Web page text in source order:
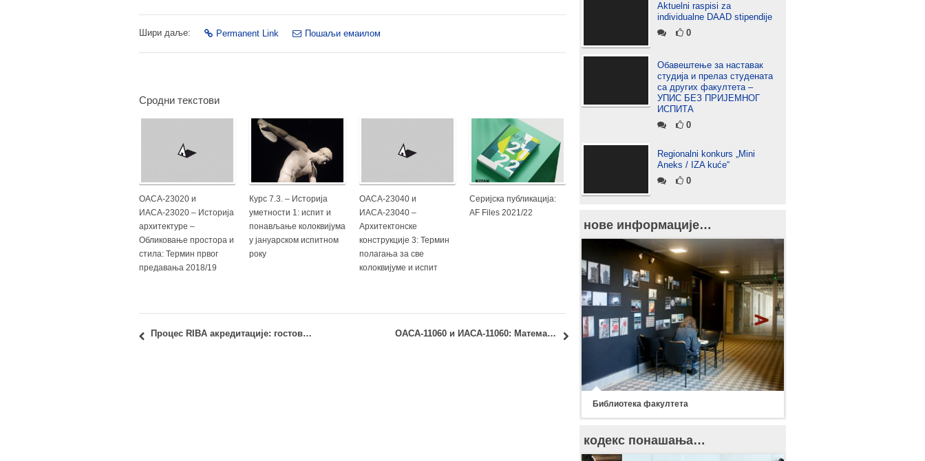
Шири даље: Permanent Link Пошаљи емаилом
Сродни текстови
ОАСА-23020 и
ИАСА-23020 – Историја
архитектуре –
Обликовање простора и
стила: Термин првог
предавања 2018/19
Курс 7.3. – Историја
уметности 1: испит и
понављање колоквијума
у јануарском испитном
року
ОАСА-23040 и
ИАСА-23040 –
Архитектонске
конструкције 3: Термин
полагања за све
колоквијуме и испит
Серијска публикација:
AF Files 2021/22
Процес RIBA акредитације: гостовање RIBA комисије ОАСА-11060 и ИАСА-11060: Математика у архитектури: Одлагање колоквијума
Aktuelni raspisi za
individualne DAAD stipendije
0
Обавештење за наставак
студија и прелаз студената
са других факултета –
УПИС БЕЗ ПРИЈЕМНОГ
ИСПИТА
0
Regionalni konkurs „Mini
Aneks / IZA kuće“
0
нове информације…
Библиотека факултета
кодекс понашања…